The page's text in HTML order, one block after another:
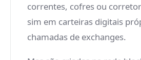
correntes, cofres ou
sim em carteiras digitais
chamadas de exchanges.